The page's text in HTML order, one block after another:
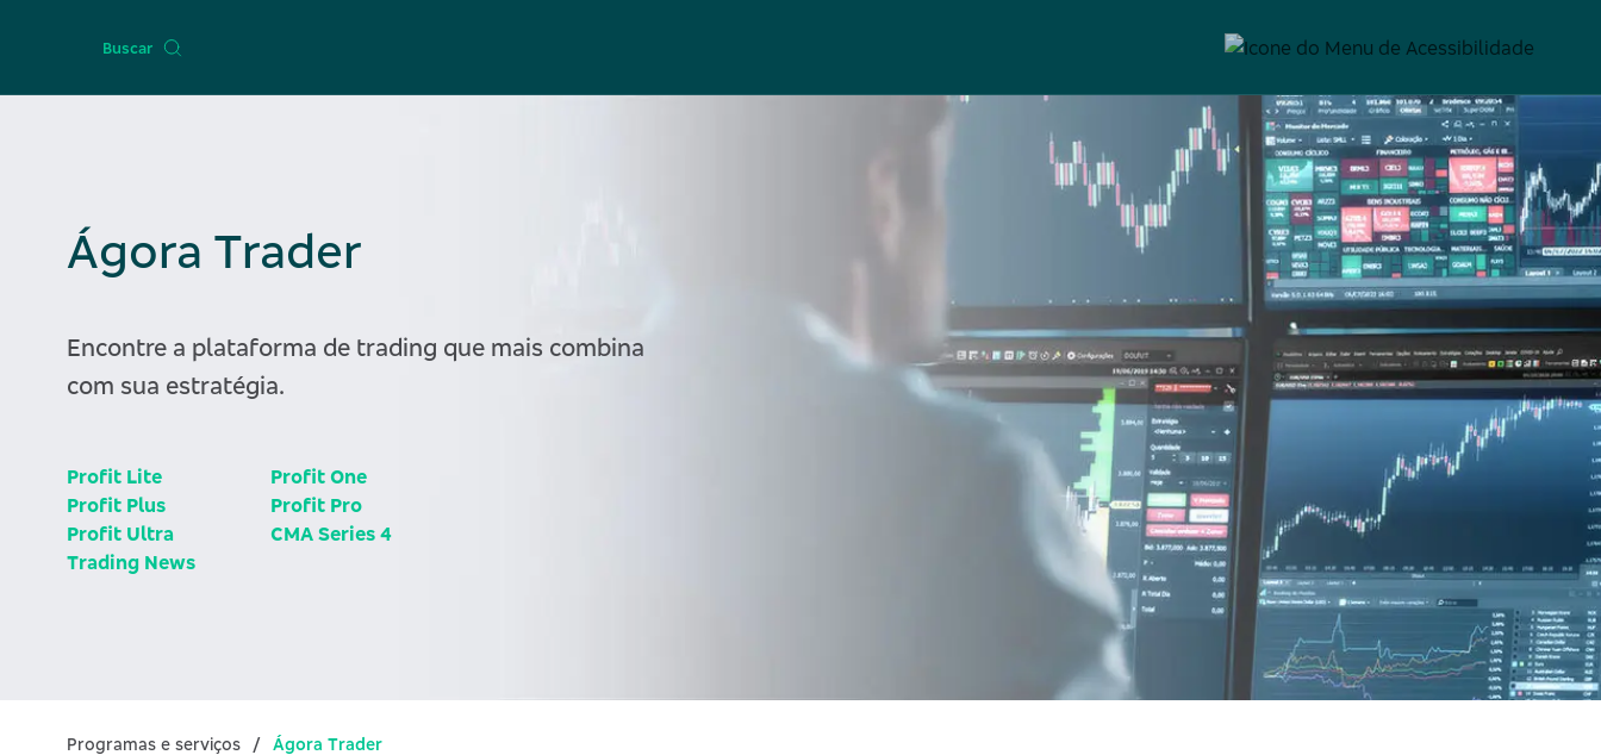
Buscar
Ágora Trader
Encontre a plataforma de trading que mais combina
com sua estratégia.
Profit Lite
Profit One
Profit Plus
Profit Pro
Profit Ultra
CMA Series 4
Trading News
Programas e serviços Ágora Trader